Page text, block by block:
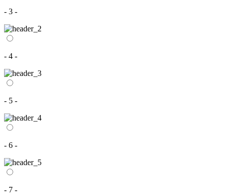
- 3 -
- 4 -
- 5 -
- 6 -
- 7 -